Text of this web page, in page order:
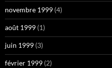
novembre 1999 (4)
août 1999 (1)
juin 1999 (3)
février 1999 (2)